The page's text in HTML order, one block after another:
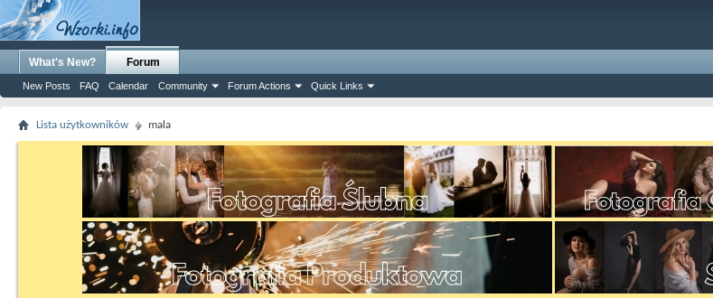
What's New? Forum
New Posts FAQ Calendar Community Forum Actions Quick Links
Lista użytkowników mala